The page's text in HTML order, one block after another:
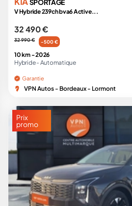
SPORTAGE
V Hybride 239ch bva6 Active...
32 490 €
32 990 € -500 €
10 km -2026
Hybride - Automatique
Garantie
VPN Autos - Bordeaux - Lormont
Prix
promo